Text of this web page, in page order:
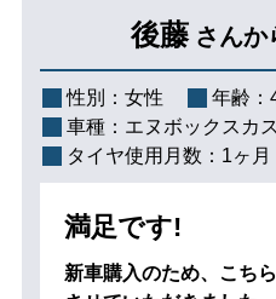
後藤 さんか
性別： 女性 年齢：
車種： エヌボックスカ
タイヤ使用月数： 1ヶ月
満足です!
新車購入のため、こち